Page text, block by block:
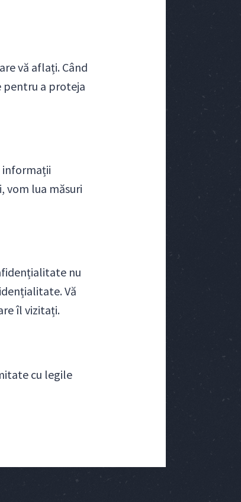
vă aflați. Când
pentru a proteja
informații
vom lua măsuri
nu
Vă
îl vizitați.
cu legile